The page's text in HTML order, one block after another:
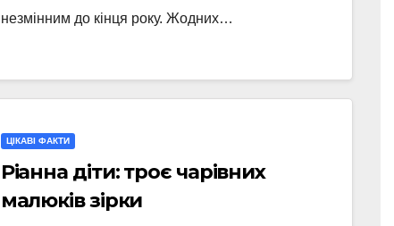
незмінним до кінця року. Жодних…
ЦІКАВІ ФАКТИ
Ріанна діти: троє чарівних
малюків зірки